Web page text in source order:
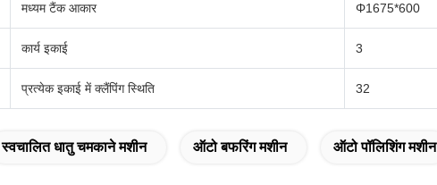
मध्यम टैंक आकार Φ1675*600
कार्य इकाई 3
प्रत्येक इकाई में क्लैंपिंग स्थिति 32
स्वचालित धातु चमकाने मशीन ऑटो बफरिंग मशीन ऑटो पॉलिशिंग मशीन